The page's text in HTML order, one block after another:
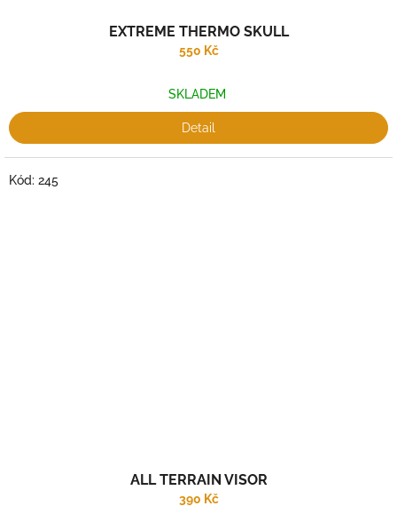
EXTREME THERMO SKULL
550 Kč
SKLADEM
Detail
ALL TERRAIN VISOR
390 Kč
Kód: 245